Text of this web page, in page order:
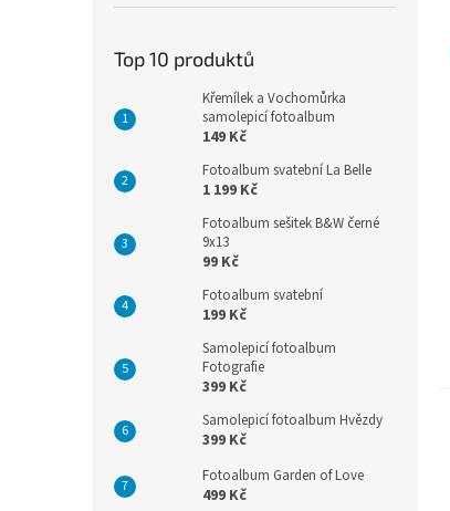
Top 10 produktů
Křemílek a Vochomůrka
samolepicí fotoalbum
149 Kč
Fotoalbum svatební La Belle
1 199 Kč
Fotoalbum sešitek B&W černé
9x13
99 Kč
Fotoalbum svatební
199 Kč
Samolepicí fotoalbum
Fotografie
399 Kč
Samolepicí fotoalbum Hvězdy
399 Kč
Fotoalbum Garden of Love
499 Kč